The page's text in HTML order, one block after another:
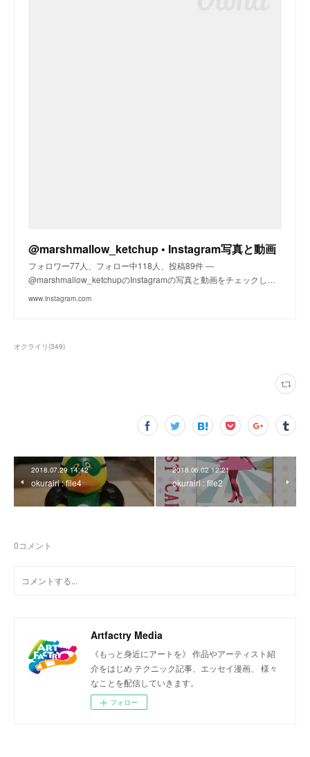
@marshmallow_ketchup • Instagram写真と動画
フォロワー77人、フォロー中118人、投稿89件 ―
@marshmallow_ketchupのInstagramの写真と動画をチェックし…
www.instagram.com
オクライリ(349)
2018.07.29 14:42
okurairi : file4
2018.06.02 12:21
okurairi : file2
0コメント
Artfactry Media
《もっと身近にアートを》 作品やアーティスト紹
介をはじめ テクニック記事、エッセイ漫画、 様々
なことを配信していきます。
フォロー